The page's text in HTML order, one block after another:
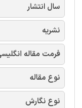
سال انتشار
نشریه
فرمت مقاله
نوع مقاله
نوع نگارش